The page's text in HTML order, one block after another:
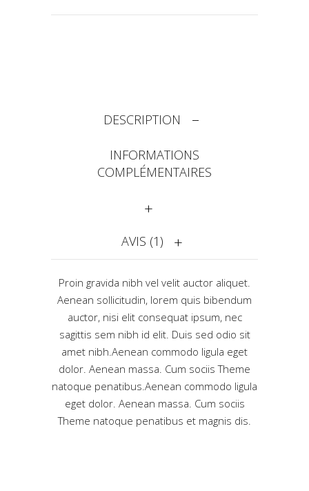
DESCRIPTION
INFORMATIONS
COMPLÉMENTAIRES
AVIS (1)
Proin gravida nibh vel velit auctor aliquet.
Aenean sollicitudin, lorem quis bibendum
auctor, nisi elit consequat ipsum, nec
sagittis sem nibh id elit. Duis sed odio sit
amet nibh.Aenean commodo ligula eget
dolor. Aenean massa. Cum sociis Theme
natoque penatibus.Aenean commodo ligula
eget dolor. Aenean massa. Cum sociis
Theme natoque penatibus et magnis dis.